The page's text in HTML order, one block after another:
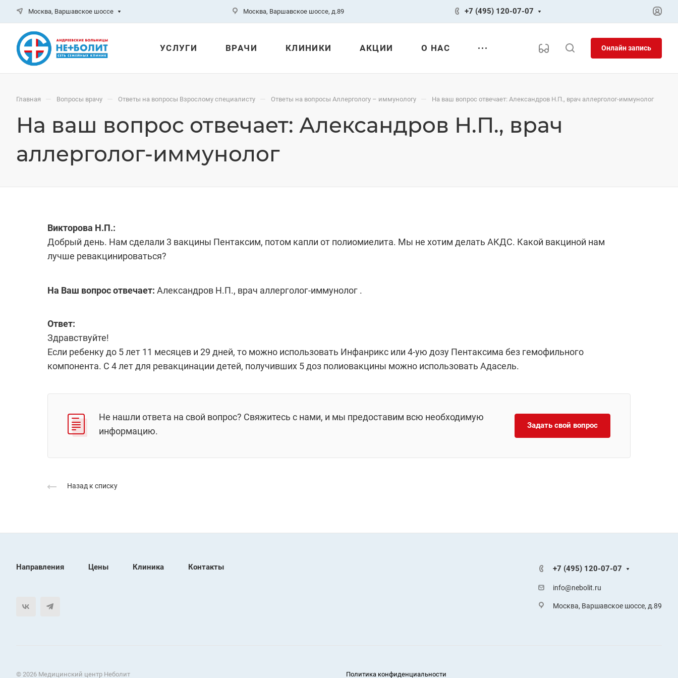
Москва, Варшавское шоссе Москва, Варшавское шоссе, д.89 +7 (495) 120-07-07
УСЛУГИ ВРАЧИ КЛИНИКИ АКЦИИ О НАС Онлайн запись
Главная — Вопросы врачу — Ответы на вопросы Взрослому специалисту — Ответы на вопросы Аллергологу – иммунологу — На ваш вопрос отвечает: Александров Н.П., врач аллерголог-иммунолог
На ваш вопрос отвечает: Александров Н.П., врач
аллерголог-иммунолог
Викторова Н.П.:
Добрый день. Нам сделали 3 вакцины Пентаксим, потом капли от полиомиелита. Мы не хотим делать АКДС. Какой вакциной нам
лучше ревакцинироваться?
На Ваш вопрос отвечает: Александров Н.П., врач аллерголог-иммунолог .
Ответ:
Здравствуйте!
Если ребенку до 5 лет 11 месяцев и 29 дней, то можно использовать Инфанрикс или 4-ую дозу Пентаксима без гемофильного
компонента. С 4 лет для ревакцинации детей, получивших 5 доз полиовакцины можно использовать Адасель.
Не нашли ответа на свой вопрос? Свяжитесь с нами, и мы предоставим всю необходимую
информацию.
Задать свой вопрос
Назад к списку
Направления Цены Клиника Контакты +7 (495) 120-07-07
info@nebolit.ru
Москва, Варшавское шоссе, д.89
© 2026 Медицинский центр Неболит Политика конфиденциальности